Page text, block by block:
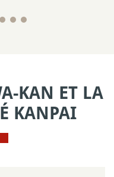
KAN ET LA
KANPAI